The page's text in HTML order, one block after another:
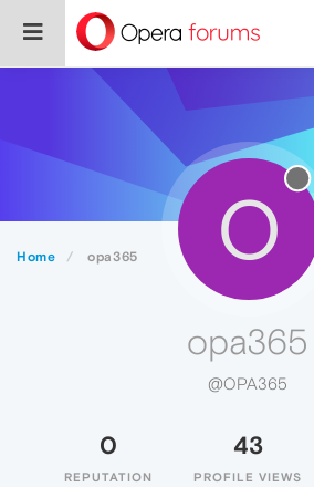
Home opa365 O
opa365
@OPA365
0
REPUTATION
43
PROFILE VIEWS